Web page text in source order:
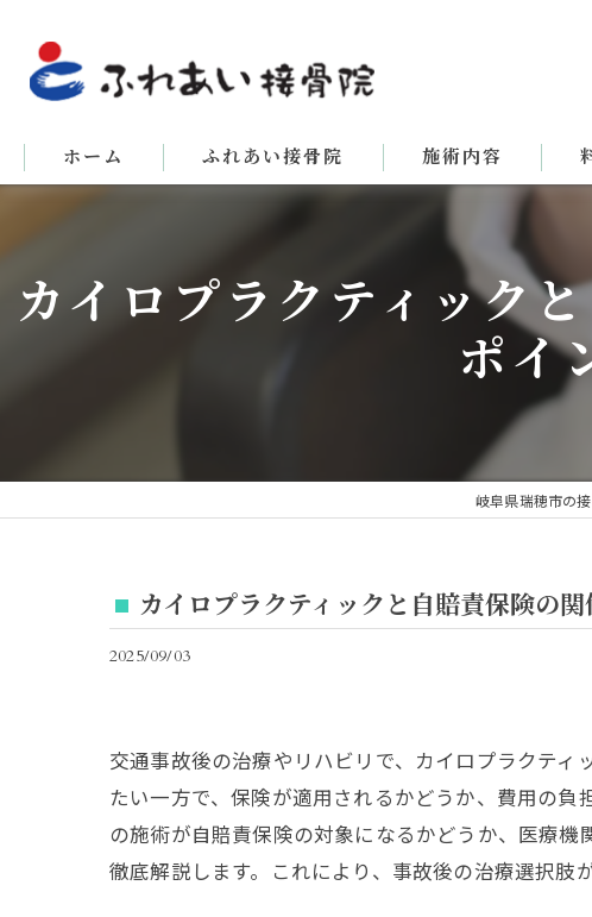
ホーム ふれあい接骨院 施術内容
カイロプラクティック
ポイ
岐阜県瑞穂市の
カイロプラクティックと自賠責保険の
2025/09/03
交通事故後の治療やリハビリで、カイロプラクテ
たい一方で、保険が適用されるかどうか、費用の
の施術が自賠責保険の対象になるかどうか、医療
徹底解説します。これにより、事故後の治療選択肢